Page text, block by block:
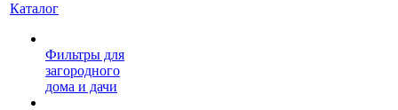
Каталог
Фильтры для
загородного
дома и дачи